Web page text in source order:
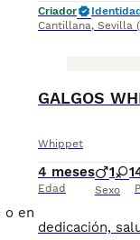
en el
Criador
Cantillana, Sevilla
GALGOS
Whippet
4 meses
Edad
1 1
Sexo